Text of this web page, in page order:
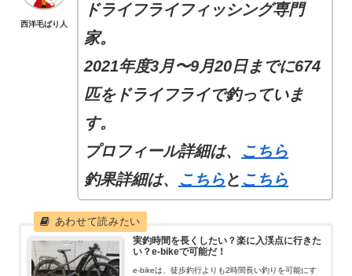
西洋毛ばり人
ドライフライフィッシング専門
家。
2021年度3月〜9月20日までに674
匹をドライフライで釣っていま
す。
プロフィール詳細は、 こちら
釣果詳細は、 こちらと こちら
実釣時間を長くしたい？楽に入渓点に行きた
い？e-bikeで可能だ！
e-bikeは、徒歩釣行よりも2時間長い釣りを可能にす